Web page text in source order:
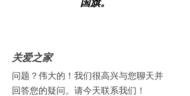
国旗。
关爱之家
问题？伟大的！我们很高兴与您聊天并
回答您的疑问。请今天联系我们！